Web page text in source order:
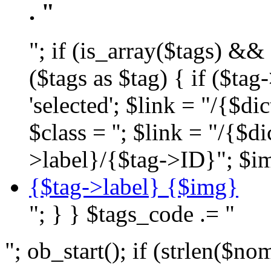
. "
"; if (is_array($tags) &&
($tags as $tag) { if
'selected'; $link = "/
$class = ''; $link = "/
>label}/{$tag->ID}";
{$tag->label} {$img}
"; } } $tags_code .= "
"; ob_start(); if